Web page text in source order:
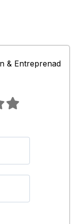
& Entreprenad